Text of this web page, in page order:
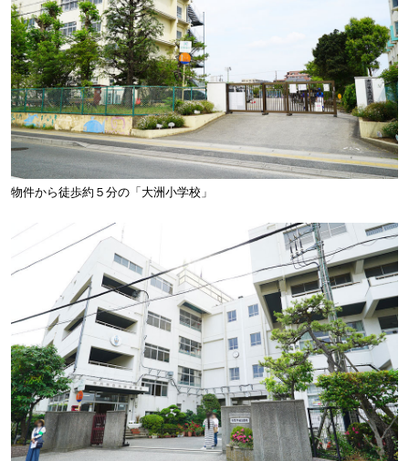
物件から徒歩約５分の「大洲小学校」